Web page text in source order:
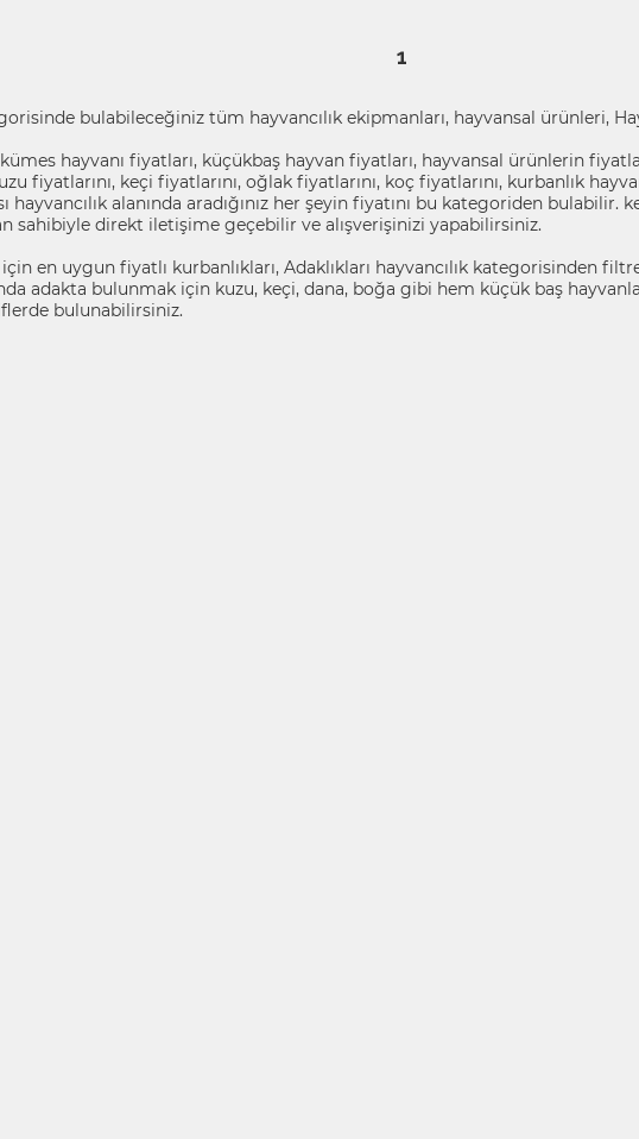
1
bulabileceğiniz tüm hayvancılık ekipmanları, hayvansal ürünleri,
hayvanı fiyatları, küçükbaş hayvan fiyatları, hayvansal ürünlerin
fiyatlarını, keçi fiyatlarını, oğlak fiyatlarını, koç fiyatlarını, kurbanlık
hayvancılık alanında aradığınız her şeyin fiyatını bu kategoriden
sahibiyle direkt iletişime geçebilir ve alışverişinizi yapabilirsiniz.
en uygun fiyatlı kurbanlıkları, Adaklıkları hayvancılık kategorisinden
adakta bulunmak için kuzu, keçi, dana, boğa gibi hem küçük baş
bulunabilirsiniz.